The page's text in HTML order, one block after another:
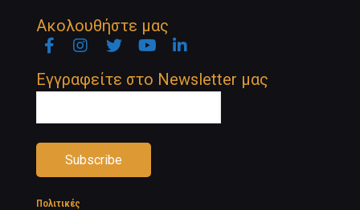
Ακολουθήστε μας
FacebookInstagramTwitter YouTubeLinkedin
Newsletter
Εγγραφείτε στο Newsletter μας
Πολιτικές